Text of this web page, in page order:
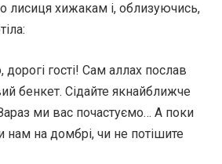
лисиця хижакам і, облизуючись,
гості! Сам аллах послав
бенкет. Сідайте якнайближче
ми вас почастуємо… А поки
нам на домбрі, чи не потішите